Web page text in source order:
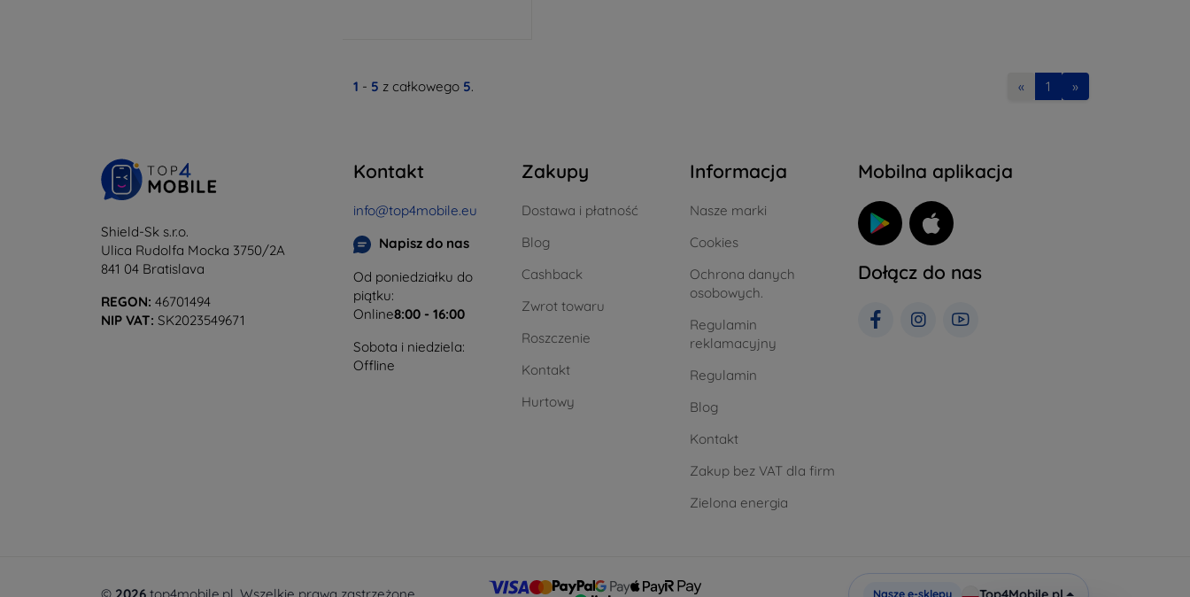
1 - 5 z całkowego 5. « 1 »
Shield-Sk s.r.o.
Ulica Rudolfa Mocka 3750/2A
841 04 Bratislava
REGON: 46701494
NIP VAT: SK2023549671
Kontakt
info@top4mobile.eu
Napisz do nas
Od poniedziałku do
piątku:
Online8:00 - 16:00
Sobota i niedziela:
Offline
Zakupy
Dostawa i płatność
Blog
Cashback
Zwrot towaru
Roszczenie
Kontakt
Hurtowy
Informacja
Nasze marki
Cookies
Ochrona danych
osobowych.
Regulamin
reklamacyjny
Regulamin
Blog
Kontakt
Zakup bez VAT dla firm
Zielona energia
Mobilna aplikacja
Dołącz do nas
Nasze e-sklepy